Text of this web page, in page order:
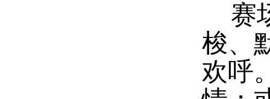
赛
梭、
欢呼